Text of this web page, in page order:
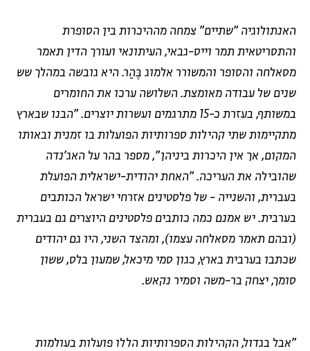
האנתולוגיה "שתיים" צמחה מההיכרות בין הסופרת
והתסריטאית תמר וייס-גבאי, העיתונאי ועורך הדין תאמר
מסאלחה והסופר והמשורר אלמוג בֶּהַר. היא גובשה במהלך שש
שנים של עבודה מאומצת. השלושה ערכו את החומרים
במשותף, בעזרת כ-15 מתרגמים ועשרות יוצרים. "הבנו שבארץ
מתקיימות שתי קהילות ספרותיות הפועלות בו זמנית ובאותו
המקום, אך אין היכרות ביניהן", מספר בהר על האג'נדה
שהובילה את העריכה. "האחת יהודית-ישראלית הפועלת
בעברית, והשנייה - של פלסטינים אזרחי ישראל הכותבים
בערבית. יש אמנם כמה כותבים פלסטינים היוצרים גם בעברית
(ובהם תאמר מסאלחה עצמו), ומהצד השני, היו גם יהודים
שכתבו בערבית בארץ, כגון סמי מיכאל, שמעון בלס, ששון
סומך, יצחק בר-משה וסמיר נקאש.
"אבל בגדול, הקהילות הספרותיות הללו פועלות בעולמות